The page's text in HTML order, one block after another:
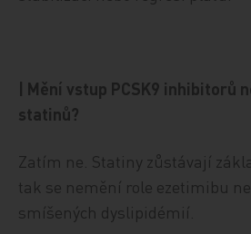
| Mění vstup PCSK9 inhibitorů
statinů?
Zatím ne. Statiny zůstávají
tak se nemění role ezetimibu
smíšených dyslipidémií.